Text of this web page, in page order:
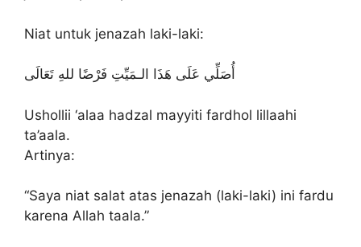
Niat untuk jenazah laki-laki:
أُصَلِّي عَلَى هَذَا الـمَيِّتِ فَرْضًا للهِ تَعَالَى
Ushollii ‘alaa hadzal mayyiti fardhol lillaahi
ta’aala.
Artinya:
“Saya niat salat atas jenazah (laki-laki) ini fardu
karena Allah taala.”